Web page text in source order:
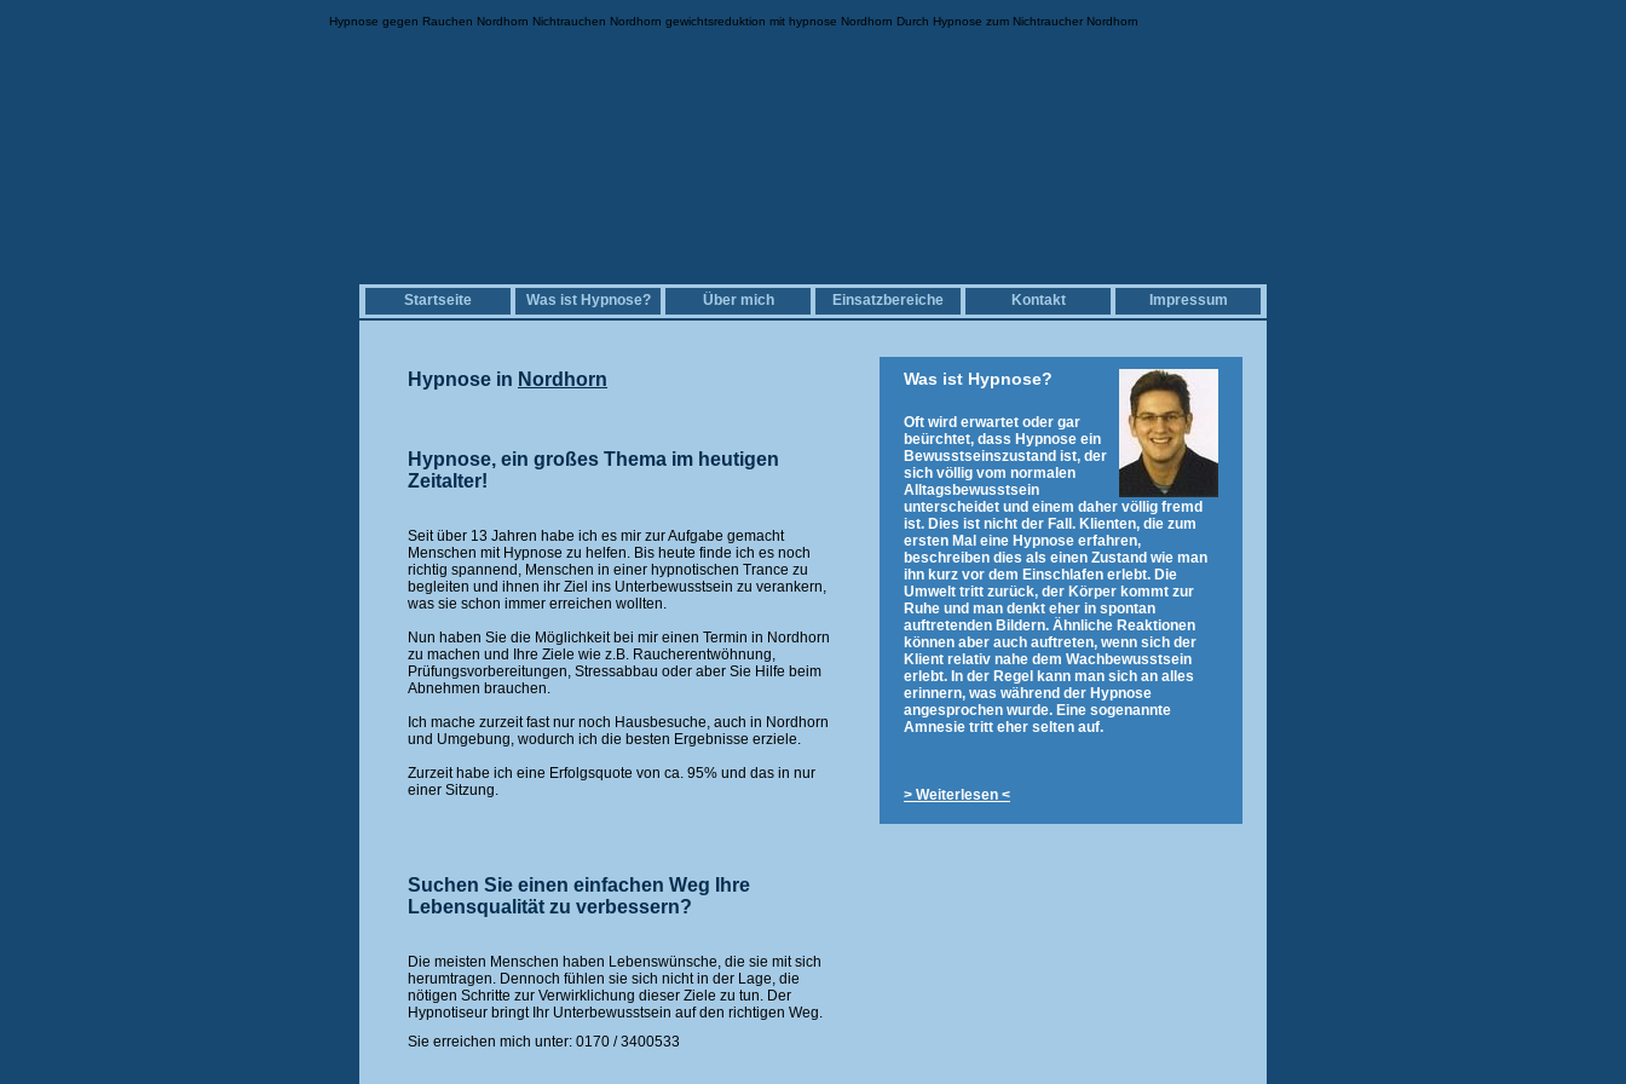
Hypnose gegen Rauchen Nordhorn Nichtrauchen Nordhorn gewichtsreduktion mit hypnose Nordhorn Durch Hypnose zum Nichtraucher Nordhorn
Startseite Was ist Hypnose? Über mich Einsatzbereiche Kontakt Impressum
Hypnose in Nordhorn
Hypnose, ein großes Thema im heutigen
Zeitalter!
Seit über 13 Jahren habe ich es mir zur Aufgabe gemacht
Menschen mit Hypnose zu helfen. Bis heute finde ich es noch
richtig spannend, Menschen in einer hypnotischen Trance zu
begleiten und ihnen ihr Ziel ins Unterbewusstsein zu verankern,
was sie schon immer erreichen wollten.
Nun haben Sie die Möglichkeit bei mir einen Termin in Nordhorn
zu machen und Ihre Ziele wie z.B. Raucherentwöhnung,
Prüfungsvorbereitungen, Stressabbau oder aber Sie Hilfe beim
Abnehmen brauchen.
Ich mache zurzeit fast nur noch Hausbesuche, auch in Nordhorn
und Umgebung, wodurch ich die besten Ergebnisse erziele.
Zurzeit habe ich eine Erfolgsquote von ca. 95% und das in nur
einer Sitzung.
Suchen Sie einen einfachen Weg Ihre
Lebensqualität zu verbessern?
Die meisten Menschen haben Lebenswünsche, die sie mit sich
herumtragen. Dennoch fühlen sie sich nicht in der Lage, die
nötigen Schritte zur Verwirklichung dieser Ziele zu tun. Der
Hypnotiseur bringt Ihr Unterbewusstsein auf den richtigen Weg.
Sie erreichen mich unter: 0170 / 3400533
Was ist Hypnose?
Oft wird erwartet oder gar
beürchtet, dass Hypnose ein
Bewusstseinszustand ist, der
sich völlig vom normalen
Alltagsbewusstsein
unterscheidet und einem daher völlig fremd
ist. Dies ist nicht der Fall. Klienten, die zum
ersten Mal eine Hypnose erfahren,
beschreiben dies als einen Zustand wie man
ihn kurz vor dem Einschlafen erlebt. Die
Umwelt tritt zurück, der Körper kommt zur
Ruhe und man denkt eher in spontan
auftretenden Bildern. Ähnliche Reaktionen
können aber auch auftreten, wenn sich der
Klient relativ nahe dem Wachbewusstsein
erlebt. In der Regel kann man sich an alles
erinnern, was während der Hypnose
angesprochen wurde. Eine sogenannte
Amnesie tritt eher selten auf.
> Weiterlesen <